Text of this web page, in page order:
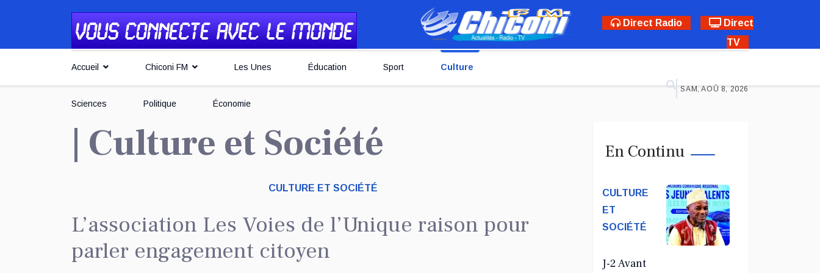
Direct Radio
Direct
TV
Accueil Chiconi FM Les Unes Éducation Sport Culture
Sciences Politique Économie
SAM, AOÛ 8, 2026
| Culture et Société
CULTURE ET SOCIÉTÉ
L’association Les Voies de l’Unique raison pour
parler engagement citoyen
En Continu
CULTURE
ET
SOCIÉTÉ
J-2 Avant